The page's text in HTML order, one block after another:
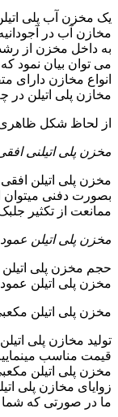
یک مخزن آب پلی
مخازن آب در
به داخل مخزن از
می توان بیان نمود
انواع مخازن دارای
مخازن پلی اتیلن در
از لحاظ شکل ظاهری
مخزن پلی اتیلنی
مخزن پلی اتیلن افقی
بصورت دفنی میتوان
ممانعت از تکثیر
مخزن پلی اتیلن
حجم مخزن پلی اتیلن را میتوان بین 5 تا 126 مترمکعب (5 هزار لیتر تا 126 هزار لیتر) در نظر
مخزن پلی اتیلن
مخزن پلی اتیلن
قیمت مناسب
مخزن پلی اتیلن
زوایای مخازن پلی
ما در صورتی که شما